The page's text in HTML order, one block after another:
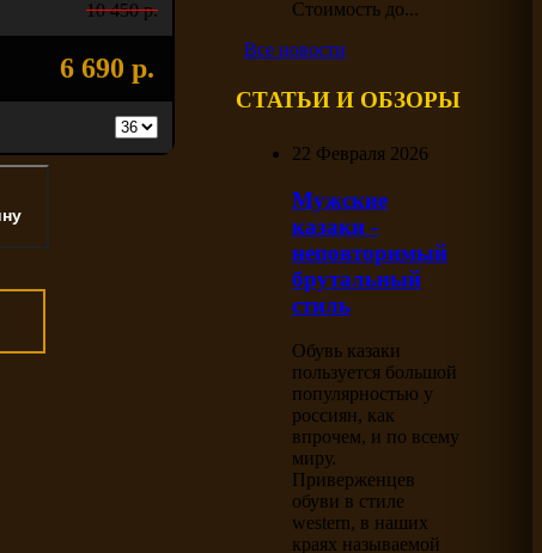
10 450 р.
6 690 р.
Стоимость до...
Все новости
СТАТЬИ И ОБЗОРЫ
22 Февраля 2026
Мужские
казаки -
неповторимый
брутальный
стиль
Обувь казаки
пользуется большой
популярностью у
россиян, как
впрочем, и по всему
миру.
Приверженцев
обуви в стиле
western, в наших
краях называемой